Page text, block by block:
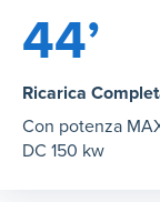
44’
Ricarica
Con potenza
DC 150 kw